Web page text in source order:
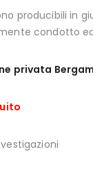
producibili in
condotto
privata